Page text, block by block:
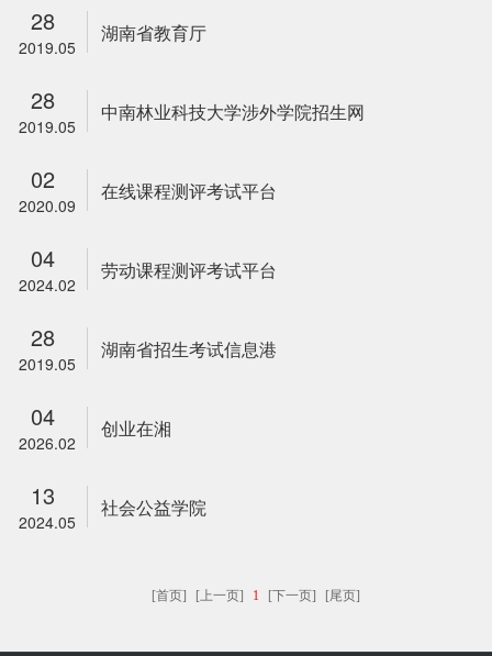
28
2019.05
湖南省教育厅
28
2019.05
中南林业科技大学涉外学院招生网
02
2020.09
在线课程测评考试平台
04
2024.02
劳动课程测评考试平台
28
2019.05
湖南省招生考试信息港
04
2026.02
创业在湘
13
2024.05
社会公益学院
[首页] [上一页] 1 [下一页] [尾页]